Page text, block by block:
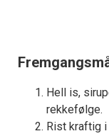
Hell is,
rekkefølge.
Rist kraftig